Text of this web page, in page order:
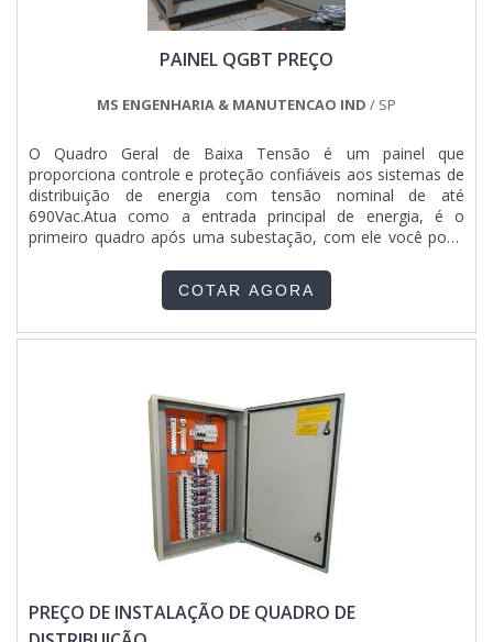
PAINEL QGBT PREÇO
MS ENGENHARIA & MANUTENCAO IND / SP
O Quadro Geral de Baixa Tensão é um painel que
proporciona controle e proteção con­fiáveis aos sistemas de
distribuição de energia com tensão nominal de até
690Vac.Atua como a entrada principal de energia, é o
primeiro quadro após uma subestação, com ele você pode
individualizada atras de medidores de ultima geração. O
QGBT alimenta os principais sistemas elétricos de uma edifi­
controle de motores (CCM), Quadros de Iluminação e
COTAR AGORA
PREÇO DE INSTALAÇÃO DE QUADRO DE